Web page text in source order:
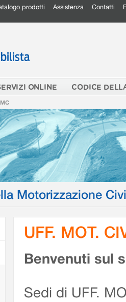
prodotti Assistenza Contatti
ONLINE CODICE
Motorizzazione
UFF. MOT.
Benvenuti sul
Sedi di UFF.